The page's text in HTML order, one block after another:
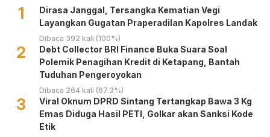
1
Dirasa Janggal, Tersangka Kematian Vegi
Layangkan Gugatan Praperadilan Kapolres Landak
Dibaca 392 kali (100%)
2
Debt Collector BRI Finance Buka Suara Soal
Polemik Penagihan Kredit di Ketapang, Bantah
Tuduhan Pengeroyokan
Dibaca 264 kali (67.3%)
3
Viral Oknum DPRD Sintang Tertangkap Bawa 3 Kg
Emas Diduga Hasil PETI, Golkar akan Sanksi Kode
Etik